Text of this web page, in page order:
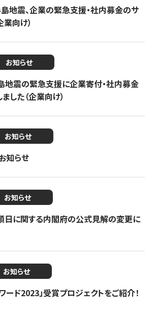
地震、企業の緊急支援・社内募金のサ
業向け）
お知らせ
地震の緊急支援に企業寄付・社内募金
した（企業向け）
お知らせ
知らせ
お知らせ
日に関する内閣府の公式見解の変更に
お知らせ
ード2023」受賞プロジェクトをご紹介！